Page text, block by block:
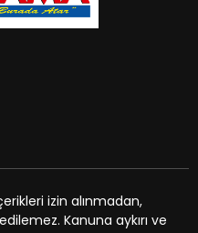
Görünüm → Menüler
abone olarak,
izin alınmadan,
Kanuna aykırı ve